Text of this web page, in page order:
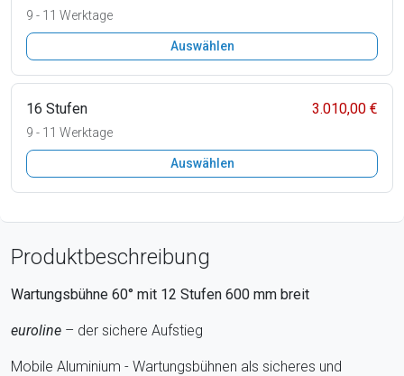
9 - 11 Werktage
Auswählen
16 Stufen 3.010,00 €
9 - 11 Werktage
Auswählen
Produktbeschreibung
Wartungsbühne 60° mit 12 Stufen 600 mm breit
euroline – der sichere Aufstieg
Mobile Aluminium - Wartungsbühnen als sicheres und